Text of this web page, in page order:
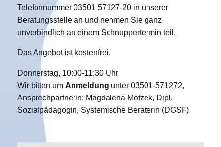
Telefonnummer 03501 57127-20 in unserer
Beratungsstelle an und nehmen Sie ganz
unverbindlich an einem Schnuppertermin teil.
Das Angebot ist kostenfrei.
Donnerstag, 10:00-11:30 Uhr
Wir bitten um Anmeldung unter 03501-571272,
Ansprechpartnerin: Magdalena Motzek, Dipl.
Sozialpädagogin, Systemische Beraterin (DGSF)